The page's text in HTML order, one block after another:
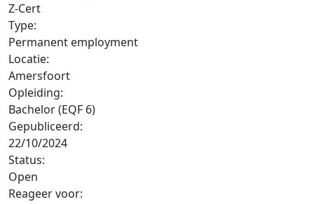
Z-Cert
Type:
Permanent employment
Locatie:
Amersfoort
Opleiding:
Bachelor (EQF 6)
Gepubliceerd:
22/10/2024
Status:
Open
Reageer voor: